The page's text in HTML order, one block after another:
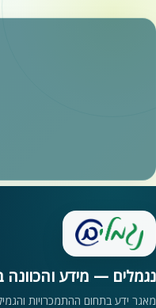
נגמלים — מידע והכוונה
מאגר ידע בתחום ההתמכרויות